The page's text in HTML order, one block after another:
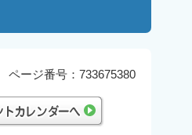
ページ番号：733675380